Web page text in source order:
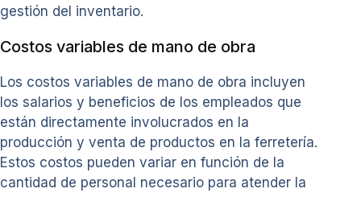
gestión del inventario.
Costos variables de mano de obra
Los costos variables de mano de obra incluyen
los salarios y beneficios de los empleados que
están directamente involucrados en la
producción y venta de productos en la ferretería.
Estos costos pueden variar en función de la
cantidad de personal necesario para atender la